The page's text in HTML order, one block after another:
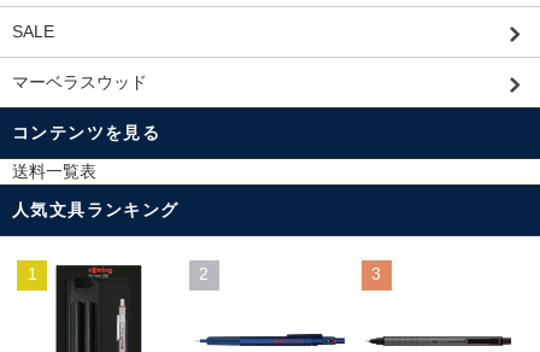
SALE
マーベラスウッド
コンテンツを見る
送料一覧表
人気文具ランキング
1 2 3